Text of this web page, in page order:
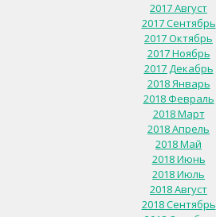
2017 Август
2017 Сентябрь
2017 Октябрь
2017 Ноябрь
2017 Декабрь
2018 Январь
2018 Февраль
2018 Март
2018 Апрель
2018 Май
2018 Июнь
2018 Июль
2018 Август
2018 Сентябрь